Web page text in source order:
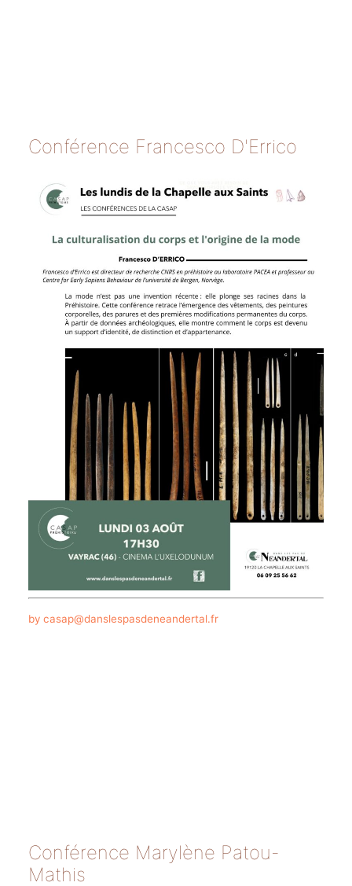
Conférence Francesco D'Errico
by casap@danslespasdeneandertal.fr
Conférence Marylène Patou-
Mathis